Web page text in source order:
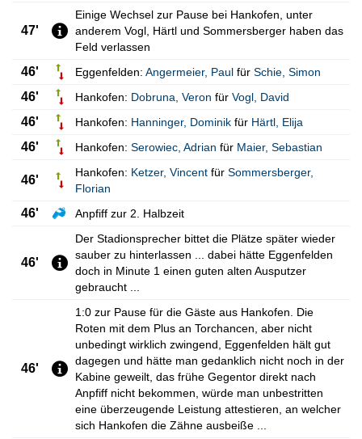
47'
Einige Wechsel zur Pause bei Hankofen, unter
anderem Vogl, Härtl und Sommersberger haben das
Feld verlassen
46' Eggenfelden: Angermeier, Paul für Schie Simon
46' Hankofen: Dobruna Veron für Vogl David
46' Hankofen: Hanninger, Dominik für Härtl Elija
46' Hankofen: Serowiec Adrian für Maier, Sebastian
46'
Hankofen: Ketzer, Vincent für Sommersberger,
Florian
46' Anpfiff zur 2. Halbzeit
46'
Der Stadionsprecher bittet die Plätze später wieder
sauber zu hinterlassen ... dabei hätte Eggenfelden
doch in Minute 1 einen guten alten Ausputzer
gebraucht ...
46'
1:0 zur Pause für die Gäste aus Hankofen. Die
Roten mit dem Plus an Torchancen, aber nicht
unbedingt wirklich zwingend, Eggenfelden hält gut
dagegen und hätte man gedanklich nicht noch in der
Kabine geweilt, das frühe Gegentor direkt nach
Anpfiff nicht bekommen, würde man unbestritten
eine überzeugende Leistung attestieren, an welcher
sich Hankofen die Zähne ausbeiße ...